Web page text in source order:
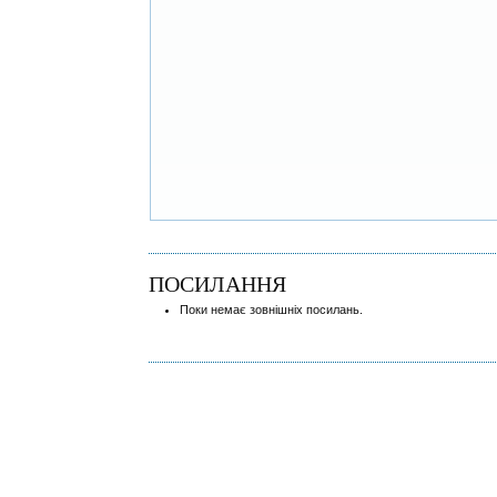
ПОСИЛАННЯ
Поки немає зовнішніх посилань.